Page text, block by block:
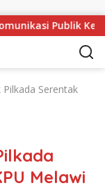
Publik
Serentak
Melawi